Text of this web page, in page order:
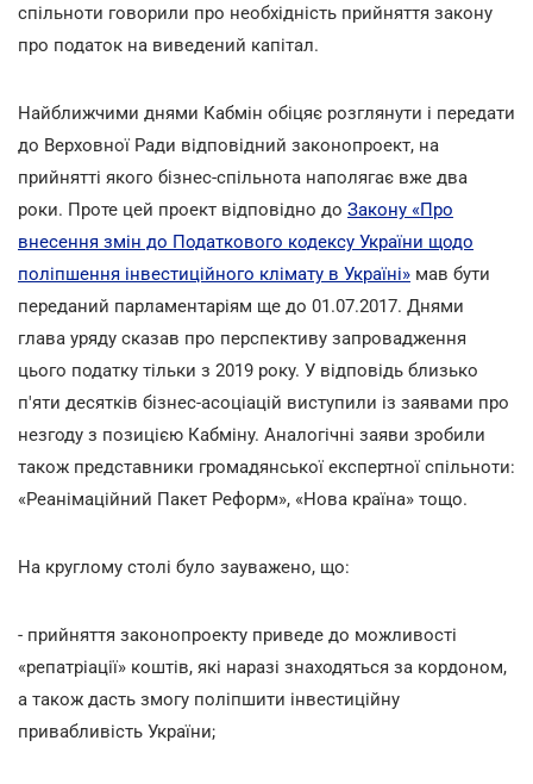
спільноти говорили про необхідність прийняття закону
про податок на виведений капітал.
Найближчими днями Кабмін обіцяє розглянути і передати
до Верховної Ради відповідний законопроект, на
прийнятті якого бізнес-спільнота наполягає вже два
роки. Проте цей проект відповідно до Закону «Про
внесення змін до Податкового кодексу України щодо
поліпшення інвестиційного клімату в Україні» мав бути
переданий парламентаріям ще до 01.07.2017. Днями
глава уряду сказав про перспективу запровадження
цього податку тільки з 2019 року. У відповідь близько
п'яти десятків бізнес-асоціацій виступили із заявами про
незгоду з позицією Кабміну. Аналогічні заяви зробили
також представники громадянської експертної спільноти:
«Реанімаційний Пакет Реформ», «Нова країна» тощо.
На круглому столі було зауважено, що:
- прийняття законопроекту приведе до можливості
«репатріації» коштів, які наразі знаходяться за кордоном,
а також дасть змогу поліпшити інвестиційну
привабливість України;